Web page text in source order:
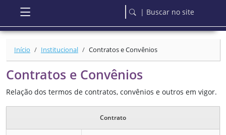
| Buscar no site
Início Institucional Contratos e Convênios
Contratos e Convênios
Relação dos termos de contratos, convênios e outros em vigor.
Contrato